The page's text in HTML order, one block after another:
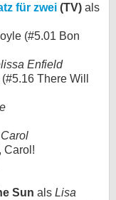
für zwei (TV) als
(#5.01 Bon
Enfield
There Will
Carol
Carol!
Sun als Lisa